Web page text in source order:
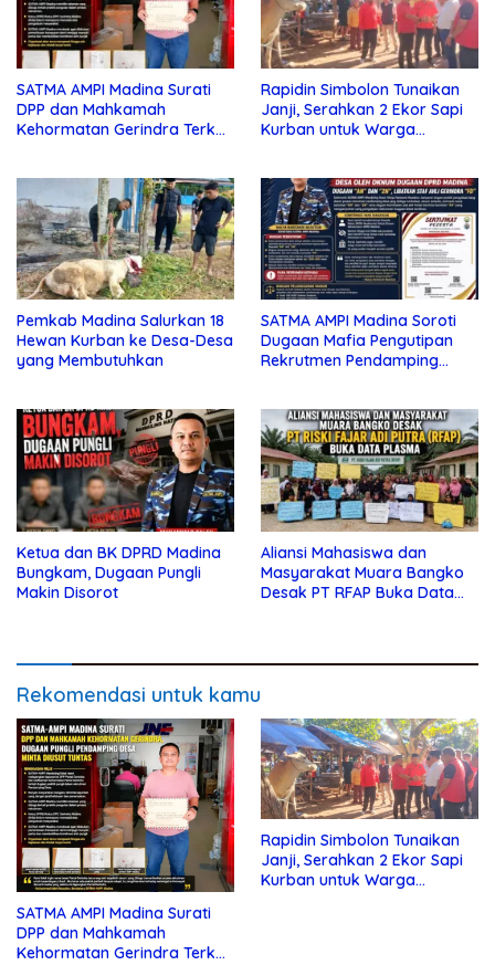
SATMA AMPI Madina Surati
DPP dan Mahkamah
Kehormatan Gerindra Terkait
Rapidin Simbolon Tunaikan
Janji, Serahkan 2 Ekor Sapi
Kurban untuk Warga
Pemkab Madina Salurkan 18
Hewan Kurban ke Desa-Desa
yang Membutuhkan
SATMA AMPI Madina Soroti
Dugaan Mafia Pengutipan
Rekrutmen Pendamping
Disebut
Ketua dan BK DPRD Madina
Bungkam, Dugaan Pungli
Makin Disorot
Aliansi Mahasiswa dan
Masyarakat Muara Bangko
Desak PT RFAP Buka Data
Rekomendasi untuk kamu
SATMA AMPI Madina Surati
DPP dan Mahkamah
Kehormatan Gerindra Terkait
Rapidin Simbolon Tunaikan
Janji, Serahkan 2 Ekor Sapi
Kurban untuk Warga